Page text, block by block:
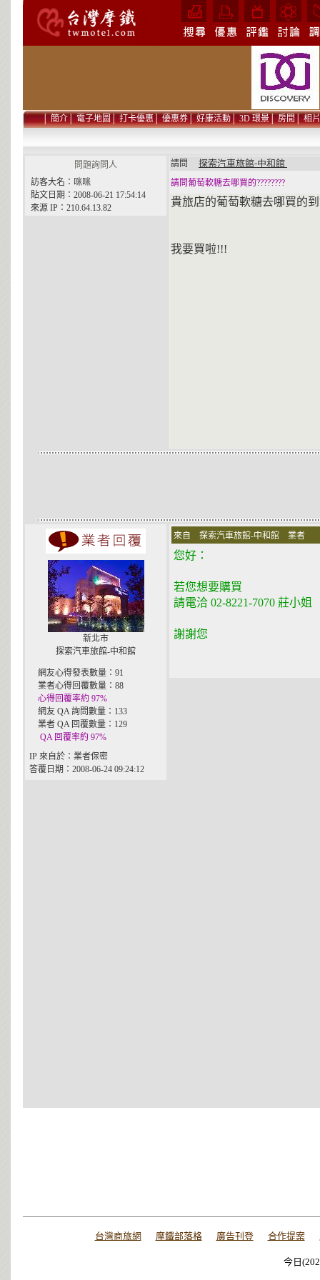
│簡介│電子地圖│打卡優惠│優惠券│好康活動│3D 環景│房間│相片
問題詢問人
訪客大名：咪咪
貼文日期：2008-06-21 17:54:14
來源 IP：210.64.13.82
請問 探索汽車旅館-中和館
請問葡萄軟糖去哪買的????????
貴旅店的葡萄軟糖去哪買的到
我要買啦!!!
新北市
探索汽車旅館-中和館
網友心得發表數量：91
業者心得回覆數量：88
心得回覆率約 97%
網友 QA 詢問數量：133
業者 QA 回覆數量：129
QA 回覆率約 97%
IP 來自於：業者保密
答覆日期：2008-06-24 09:24:12
來自 探索汽車旅館-中和館 業者
您好：
若您想要購買
請電洽 02-8221-7070 莊小姐
謝謝您
台灣商旅網 摩鐵部落格 廣告刊登 合作提案
今日